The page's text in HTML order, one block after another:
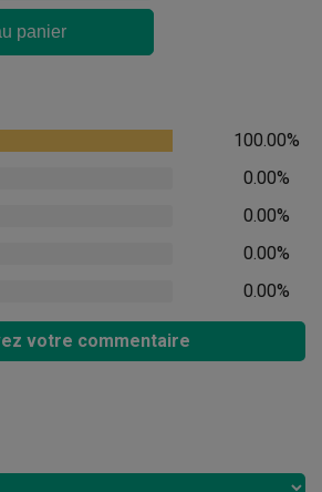
panier
100.00%
0.00%
0.00%
0.00%
0.00%
votre commentaire